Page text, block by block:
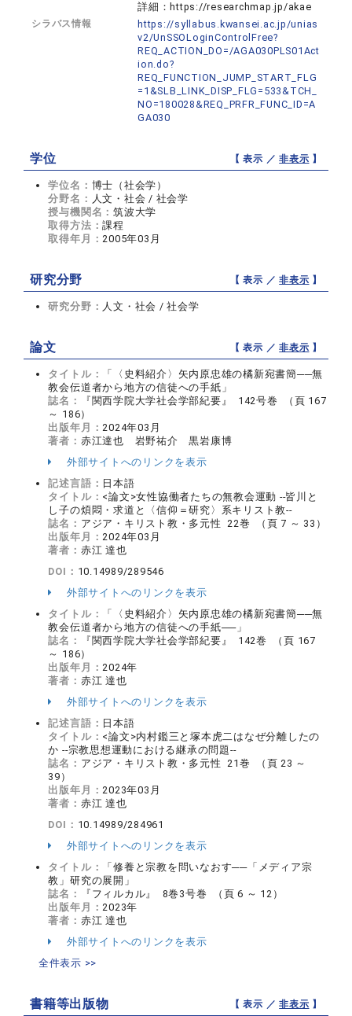
詳細：https://researchmap.jp/akae
シラバス情報
https://syllabus.kwansei.ac.jp/unias
v2/UnSSOLoginControlFree?
REQ_ACTION_DO=/AGA030PLS01Act
ion.do?
REQ_FUNCTION_JUMP_START_FLG
=1&SLB_LINK_DISP_FLG=533&TCH_
NO=180028&REQ_PRFR_FUNC_ID=A
GA030
学位 【 表示 ／非表示 】
学位名： 博士（社会学）
分野名： 人文・社会 / 社会学
授与機関名：筑波大学
取得方法：課程
取得年月：2005年03月
研究分野 【 表示 ／非表示 】
研究分野： 人文・社会 / 社会学
論文 【 表示 ／非表示 】
タイトル：
「〈史料紹介〉矢内原忠雄の橘新宛書簡──無
教会伝道者から地方の信徒への手紙」
誌名：
『関西学院大学社会学部紀要』 142号巻 （頁 167
～ 186）
出版年月：2024年03月
著者： 赤江達也 岩野祐介 黒岩康博
外部サイトへのリンクを表示
記述言語： 日本語
タイトル： <論文>女性協働者たちの無教会運動 --皆川と
し子の煩悶・求道と〈信仰＝研究〉系キリスト教--
誌名： アジア・キリスト教・多元性 22巻 （頁 7 ～ 33）
出版年月：2024年03月
著者： 赤江 達也
DOI： 10.14989/289546
外部サイトへのリンクを表示
タイトル：
「〈史料紹介〉矢内原忠雄の橘新宛書簡──無
教会伝道者から地方の信徒への手紙──」
誌名：
『関西学院大学社会学部紀要』 142巻 （頁 167
～ 186）
出版年月：2024年
著者： 赤江 達也
外部サイトへのリンクを表示
記述言語： 日本語
タイトル： <論文>内村鑑三と塚本虎二はなぜ分離したの
か --宗教思想運動における継承の問題--
誌名： アジア・キリスト教・多元性 21巻 （頁 23 ～
39）
出版年月：2023年03月
著者： 赤江 達也
DOI： 10.14989/284961
外部サイトへのリンクを表示
タイトル：
「修養と宗教を問いなおす──「メディア宗
教」研究の展開」
誌名：
『フィルカル』 8巻3号巻 （頁 6 ～ 12）
出版年月：2023年
著者： 赤江 達也
外部サイトへのリンクを表示
全件表示 >>
書籍等出版物 【 表示 ／非表示 】